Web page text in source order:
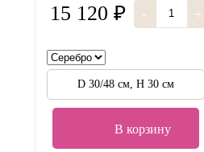
15 120 ₽ - +
D 30/48 см, H 30 см
В корзину